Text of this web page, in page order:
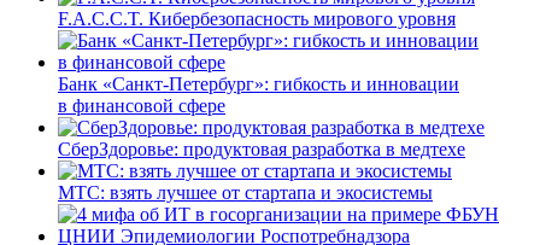
F.A.C.C.T. Кибербезопасность мирового уровня
Банк «Санкт-Петербург»: гибкость и инновации
в финансовой сфере
СберЗдоровье: продуктовая разработка в медтехе
МТС: взять лучшее от стартапа и экосистемы